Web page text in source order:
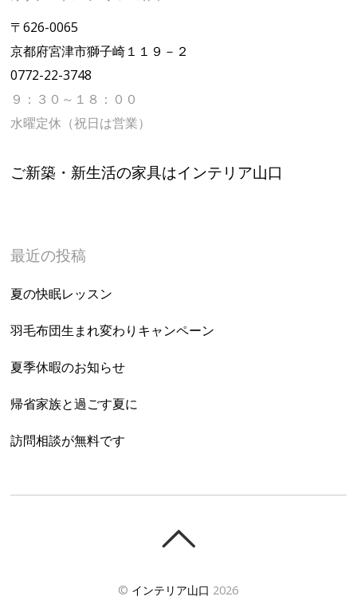
〒626-0065
京都府宮津市獅子崎１１９－２
0772-22-3748
９：３０～１８：００
水曜定休（祝日は営業）
ご新築・新生活の家具はインテリア山口
最近の投稿
夏の快眠レッスン
羽毛布団生まれ変わりキャンペーン
夏季休暇のお知らせ
帰省家族と過ごす夏に
訪問相談が無料です
© インテリア山口 2026